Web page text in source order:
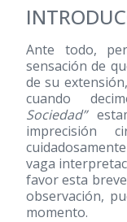
Ante todo,
sensación de
de su
cuando
Sociedad”
imprecisión
vaga
favor esta
observación,
momento.